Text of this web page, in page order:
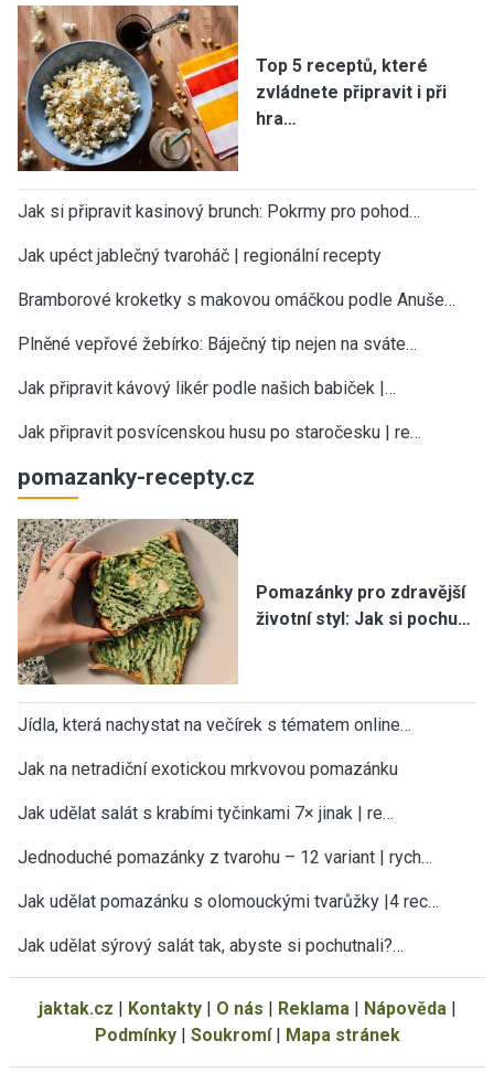
Top 5 receptů, které
zvládnete připravit i při
hra…
Jak si připravit kasinový brunch: Pokrmy pro pohod…
Jak upéct jablečný tvaroháč | regionální recepty
Bramborové kroketky s makovou omáčkou podle Anuše…
Plněné vepřové žebírko: Báječný tip nejen na sváte…
Jak připravit kávový likér podle našich babiček |…
Jak připravit posvícenskou husu po staročesku | re…
pomazanky-recepty.cz
Pomazánky pro zdravější
životní styl: Jak si pochu…
Jídla, která nachystat na večírek s tématem online…
Jak na netradiční exotickou mrkvovou pomazánku
Jak udělat salát s krabími tyčinkami 7× jinak | re…
Jednoduché pomazánky z tvarohu – 12 variant | rych…
Jak udělat pomazánku s olomouckými tvarůžky |4 rec…
Jak udělat sýrový salát tak, abyste si pochutnali?…
jaktak.cz | Kontakty| O nás | Reklama | Nápověda |
Podmínky| Soukromí| Mapa stránek